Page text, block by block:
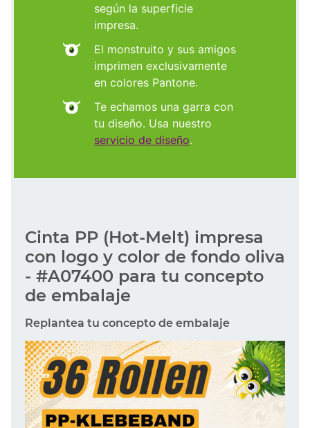
según la superficie
impresa.
El monstruito y sus amigos
imprimen exclusivamente
en colores Pantone.
Te echamos una garra con
tu diseño. Usa nuestro
servicio de diseño.
Cinta PP (Hot-Melt) impresa
con logo y color de fondo oliva
- #A07400 para tu concepto
de embalaje
Replantea tu concepto de embalaje